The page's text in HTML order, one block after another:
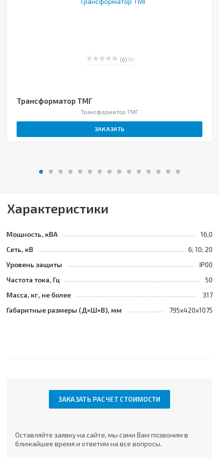
(0) ( 0 )
Трансформатор ТМГ
Трансформатор ТМГ
ЗАКАЗАТЬ
Характеристики
Мощность, кВА
16,0
Сеть, кВ
6; 10; 20
Уровень защиты
IP00
Частота тока, Гц
50
Масса, кг, не более
317
Габаритные размеры (Д×Ш×В), мм
795х420х1075
ЗАКАЗАТЬ РАСЧЕТ СТОИМОСТИ
Оставляйте заявку на сайте, мы сами Вам позвоним в
ближайшее время и ответим на все вопросы.